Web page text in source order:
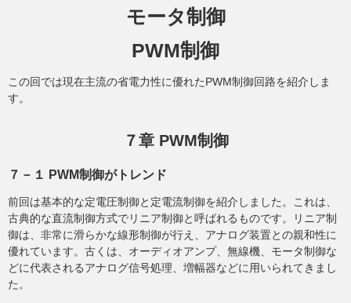
モータ制御
PWM制御
この回では現在主流の省電力性に優れたPWM制御回路を紹介しま
す。
７章 PWM制御
７－１ PWM制御がトレンド
前回は基本的な定電圧制御と定電流制御を紹介しました。これは、
古典的な直流制御方式でリニア制御と呼ばれるものです。リニア制
御は、非常に滑らかな線形制御が行え、アナログ装置との親和性に
優れています。古くは、オーディオアンプ、無線機、モータ制御な
どに代表されるアナログ信号処理、増幅器などに用いられてきまし
た。